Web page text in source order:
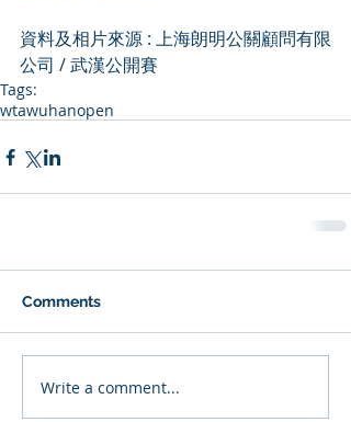
資料及相片來源 : 上海朗明公關顧問有限
公司 / 武漢公開賽
Tags:
wtawuhanopen
Comments
Write a comment...